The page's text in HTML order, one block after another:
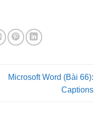
Microsoft Word (Bài 66):
Captions